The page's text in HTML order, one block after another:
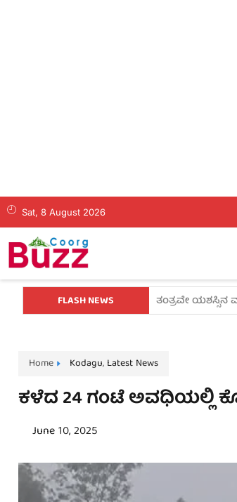
Sat, 8 August 2026
FLASH NEWS ಗೃಹ ಜ್ಯೋತಿ
Home Kodagu, Latest News
ಕಳೆದ 24 ಗಂಟೆ ಅವಧಿಯಲ್ಲಿ
June 10, 2025